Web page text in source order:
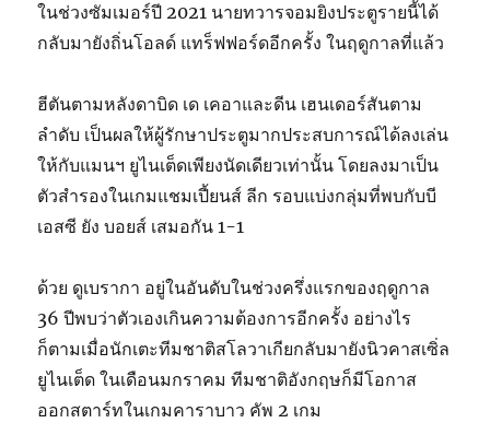
ในช่วงซัมเมอร์ปี 2021 นายทวารจอมยิงประตูรายนี้ได้
กลับมายังถิ่นโอลด์ แทร็ฟฟอร์ดอีกครั้ง ในฤดูกาลที่แล้ว
ฮีตันตามหลังดาบิด เด เคอาและดีน เฮนเดอร์สันตาม
ลำดับ เป็นผลให้ผู้รักษาประตูมากประสบการณ์ได้ลงเล่น
ให้กับแมนฯ ยูไนเต็ดเพียงนัดเดียวเท่านั้น โดยลงมาเป็น
ตัวสำรองในเกมแชมเปี้ยนส์ ลีก รอบแบ่งกลุ่มที่พบกับบี
เอสซี ยัง บอยส์ เสมอกัน 1-1
ด้วย ดูเบรากา อยู่ในอันดับในช่วงครึ่งแรกของฤดูกาล
36 ปีพบว่าตัวเองเกินความต้องการอีกครั้ง อย่างไร
ก็ตามเมื่อนักเตะทีมชาติสโลวาเกียกลับมายังนิวคาสเซิ่ล
ยูไนเต็ด ในเดือนมกราคม ทีมชาติอังกฤษก็มีโอกาส
ออกสตาร์ทในเกมคาราบาว คัพ 2 เกม